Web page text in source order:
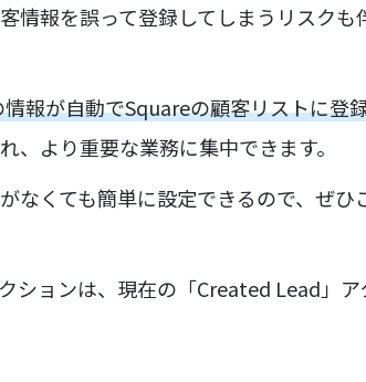
情報を誤って登録してしまうリスクも
報が自動でSquareの顧客リストに登
より重要な業務に集中できます。
なくても簡単に設定できるので、ぜひ
ションは、現在の「Created Lead」ア